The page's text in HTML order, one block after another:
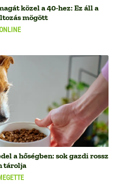
közel a 40-hez: Ez áll a
mögött
a hőségben: sok gazdi rossz
tárolja